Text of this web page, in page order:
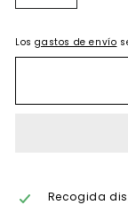
Losgastos de envío
Recogida